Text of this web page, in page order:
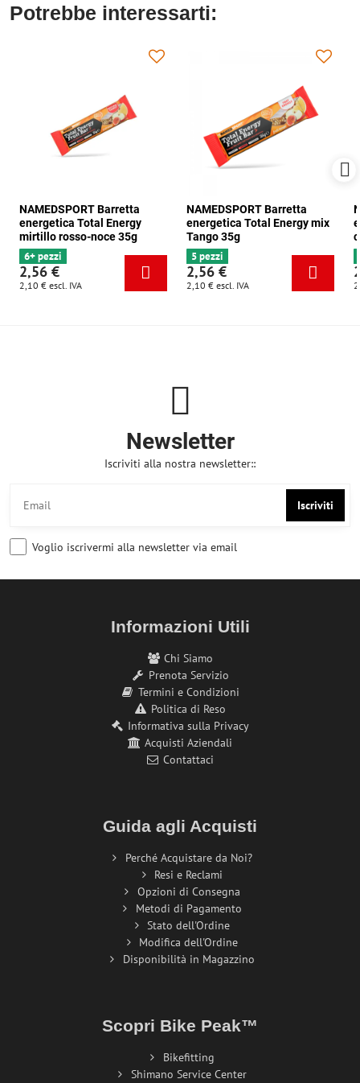
Potrebbe interessarti:
NAMEDSPORT Barretta
energetica Total Energy
mirtillo rosso-noce 35g
6+ pezzi
2,56 €
2,10 € escl. IVA
NAMEDSPORT Barretta
energetica Total Energy mix
Tango 35g
5 pezzi
2,56 €
2,10 € escl. IVA
Newsletter
Iscriviti alla nostra newsletter::
Iscriviti
Voglio iscrivermi alla newsletter via email
Informazioni Utili
Chi Siamo
Prenota Servizio
Termini e Condizioni
Politica di Reso
Informativa sulla Privacy
Acquisti Aziendali
Contattaci
Guida agli Acquisti
Perché Acquistare da Noi?
Resi e Reclami
Opzioni di Consegna
Metodi di Pagamento
Stato dell'Ordine
Modifica dell'Ordine
Disponibilità in Magazzino
Scopri Bike Peak™
Bikefitting
Shimano Service Center